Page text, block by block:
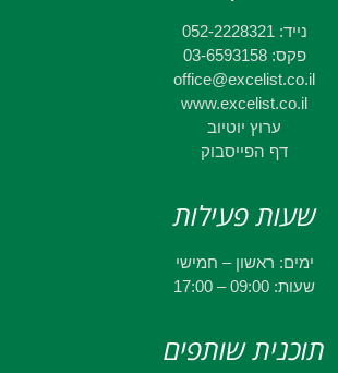
נייד: 052-2228321
פקס: 03-6593158
office@excelist.co.il
www.excelist.co.il
ערוץ יוטיוב
דף הפייסבוק
שעות פעילות
ימים: ראשון – חמישי
שעות: 09:00 – 17:00
תוכנית שותפים